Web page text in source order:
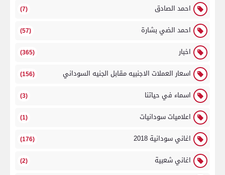
احمد الصادق (7)
احمد الضي بشارة (57)
اخبار (365)
اسعار العملات الاجنبيه مقابل الجنيه السوداني (156)
اسماء في حياتنا (3)
اعلاميات سودانيات (1)
اغاني سودانية 2018 (176)
اغاني شعبية (2)